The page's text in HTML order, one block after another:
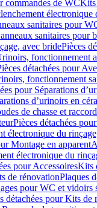
commandes de WCKits
électronique
sanitaires pour
sanitaires pour
avec bridePièces
fonctionnement
détachées pour
fonctionnement
pour Séparations
d’urinoirs en
de chasse et
Pièces détachées
électronique du
Montage en apparent
électronique du
pour AccessoiresKits
de rénovationPlaques
pour WC et vidoirs
détachées pour Kits de